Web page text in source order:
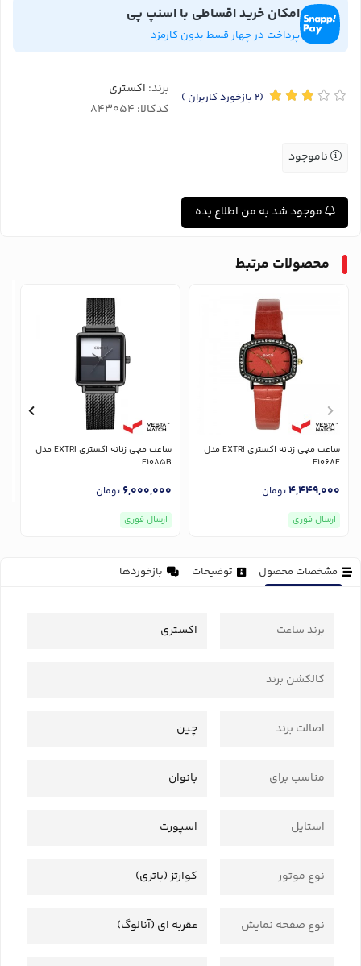
امکان خرید اقساطی با اسنپ پی
پرداخت در چهار قسط بدون کارمزد
(2 بازخورد کاربران ) برند: اکستری
کدکالا:
ناموجود
موجود شد به من اطلاع بده
محصولات مرتبط
ساعت مچی زنانه اکستری EXTRI مدل
E1068E
4,449,000تومان
ارسال فوری
ساعت مچی زنانه اکستری EXTRI مدل
E1085B
6,000,000 تومان
ارسال فوری
مشخصات محصول توضیحات بازخوردها
برند ساعت اکستری
کالکشن برند
اصالت برند چین
مناسب برای بانوان
استایل اسپورت
نوع موتور کوارتز (باتری)
نوع صفحه نمایش عقربه ای (آنالوگ)